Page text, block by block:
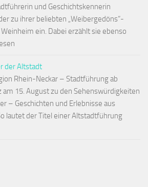
und Geschichtskennerin
zu ihrer beliebten „Weibergedöns“-
ein. Dabei erzählt sie ebenso
der Altstadt
Rhein-Neckar – Stadtführung ab
15. August zu den Sehenswürdigkeiten
– Geschichten und Erlebnisse aus
lautet der Titel einer Altstadtführung